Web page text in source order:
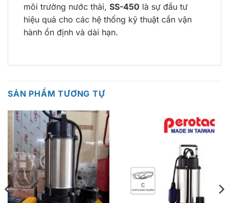
môi trường nước thải, SS-450 là sự đầu tư
hiệu quả cho các hệ thống kỹ thuật cần vận
hành ổn định và dài hạn.
SẢN PHẨM TƯƠNG TỰ